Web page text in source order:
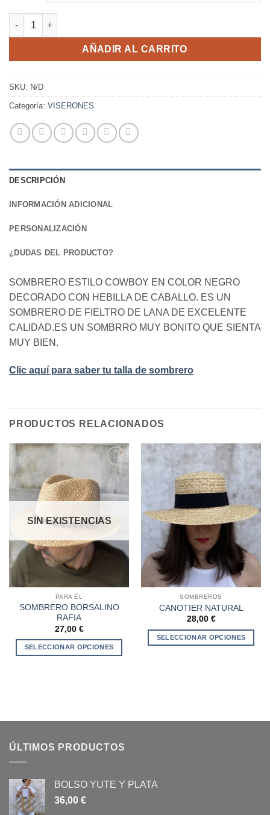
SOMBRERO COWBOY CABALLO NEGRO cantidad
AÑADIR AL CARRITO
SKU: N/D
Categoría: VISERONES
DESCRIPCIÓN
INFORMACIÓN ADICIONAL
PERSONALIZACIÓN
¿DUDAS DEL PRODUCTO?
SOMBRERO ESTILO COWBOY EN COLOR NEGRO
DECORADO CON HEBILLA DE CABALLO. ES UN
SOMBRERO DE FIELTRO DE LANA DE EXCELENTE
CALIDAD.ES UN SOMBRRO MUY BONITO QUE SIENTA
MUY BIEN.
Clic aquí para saber tu talla de sombrero
PRODUCTOS RELACIONADOS
Añadir
lista de
deseos
SIN EXISTENCIAS
PARA ÉL
SOMBRERO BORSALINO
RAFIA
27,00 €
SELECCIONAR OPCIONES
se
en
la
Añadir
lista de
deseos
SOMBREROS
CANOTIER NATURAL
28,00 €
SELECCIONAR OPCIONES
ÚLTIMOS PRODUCTOS
BOLSO YUTE Y PLATA
36,00 €